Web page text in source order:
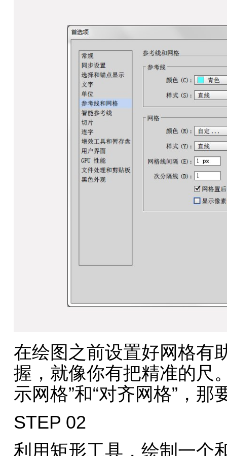
在绘图之前设置好网格有
握，就像你有把精准的尺
示网格”和“对齐网格”，
STEP 02
利用矩形工具，绘制一个